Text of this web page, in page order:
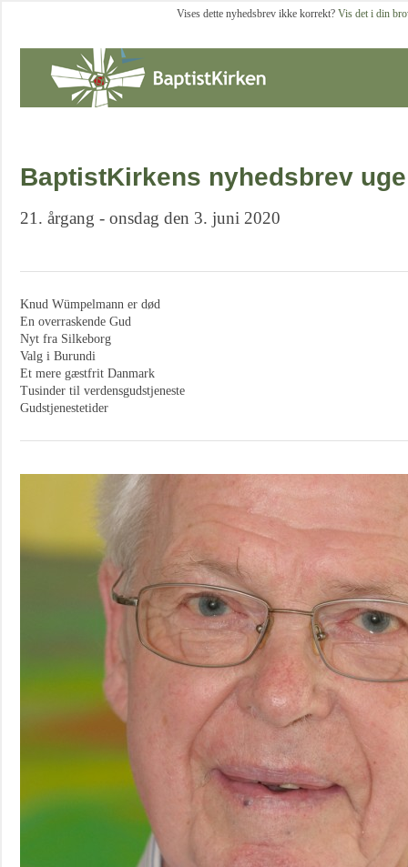
Vises dette nyhedsbrev ikke korrekt? Vis det i din
BaptistKirkens nyhedsbrev
21. årgang - onsdag den 3. juni 2020
Knud Wümpelmann er død
En overraskende Gud
Nyt fra Silkeborg
Valg i Burundi
Et mere gæstfrit Danmark
Tusinder til verdensgudstjeneste
Gudstjenestetider